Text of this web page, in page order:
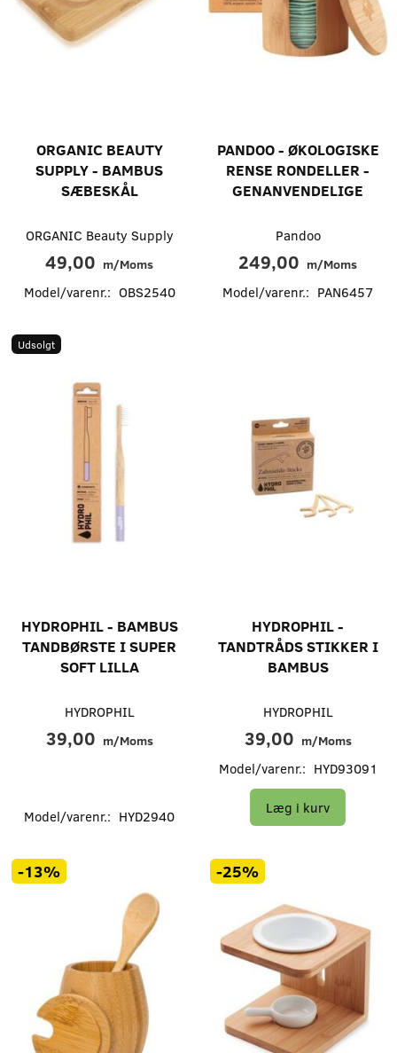
ORGANIC BEAUTY
SUPPLY - BAMBUS
SÆBESKÅL
ORGANIC Beauty Supply
49,00 m/Moms
Model/varenr.: OBS2540
PANDOO - ØKOLOGISKE
RENSE RONDELLER -
GENANVENDELIGE
Pandoo
249,00 m/Moms
Model/varenr.: PAN6457
Udsolgt
HYDROPHIL - BAMBUS
TANDBØRSTE I SUPER
SOFT LILLA
HYDROPHIL
39,00 m/Moms
Model/varenr.: HYD2940
HYDROPHIL -
TANDTRÅDS STIKKER I
BAMBUS
HYDROPHIL
39,00 m/Moms
Model/varenr.: HYD93091
Læg i kurv
-13% -25%